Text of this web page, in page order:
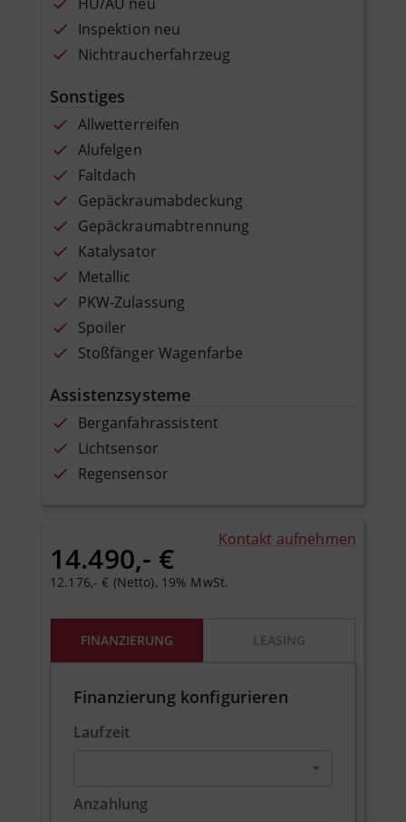
Inspektion neu
Nichtraucherfahrzeug
Sonstiges
Allwetterreifen
Alufelgen
Faltdach
Gepäckraumabdeckung
Gepäckraumabtrennung
Katalysator
Metallic
PKW-Zulassung
Spoiler
Stoßfänger Wagenfarbe
Assistenzsysteme
Berganfahrassistent
Lichtsensor
Regensensor
14.490,- €
12.176,- € (Netto), 19% MwSt.
Kontakt aufnehmen
FINANZIERUNG LEASING
Finanzierung konfigurieren
Laufzeit
Anzahlung